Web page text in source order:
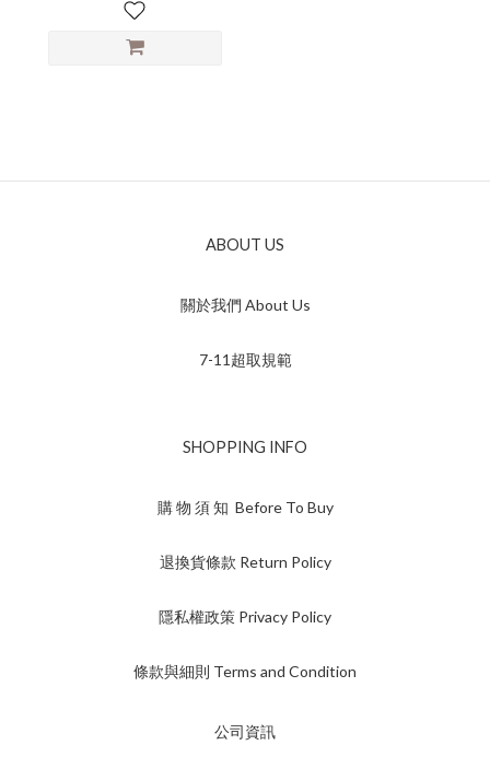
ABOUT US
關於我們 About Us
7-11超取規範
SHOPPING INFO
購 物 須 知 Before To Buy
退換貨條款 Return Policy
隱私權政策 Privacy Policy
條款與細則 Terms and Condition
公司資訊